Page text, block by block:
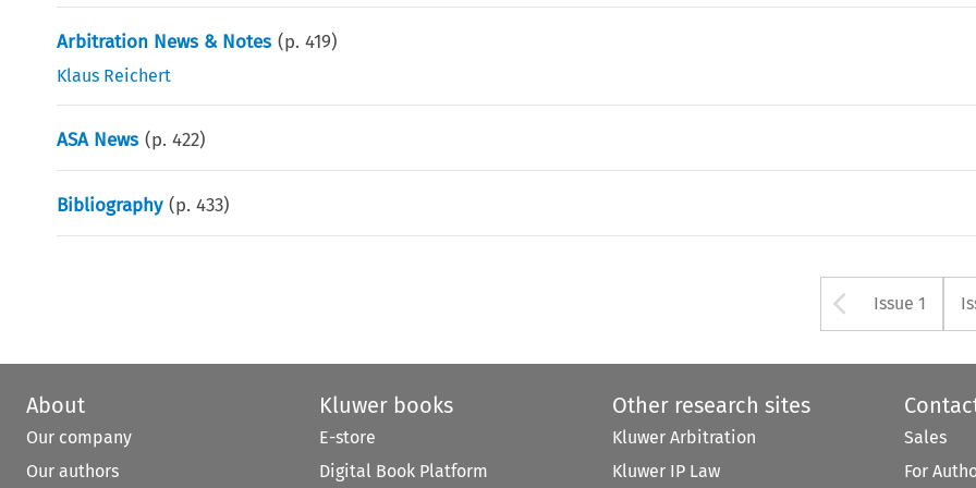
Arbitration News & Notes (p.419)
Klaus Reichert
ASA News (p.422)
Bibliography (p.433)
Arrow
Issue 1
About
Our company
Our authors
Kluwer books
E-store
Digital Book Platform
Other research sites
Kluwer Arbitration
Kluwer IP Law
Sales
For